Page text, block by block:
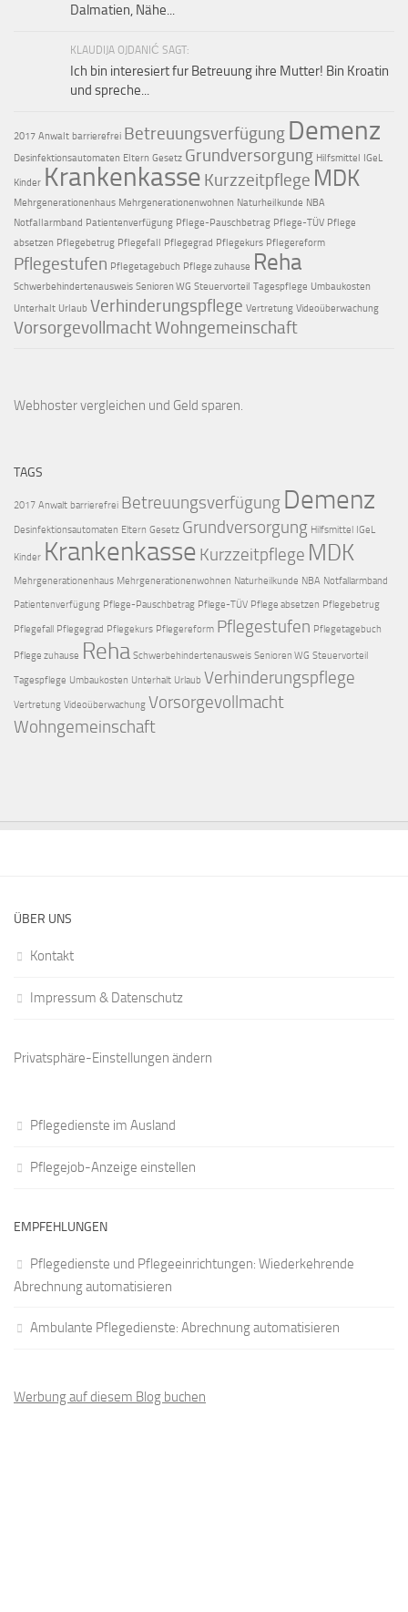
Dalmatien, Nähe...
KLAUDIJA OJDANIĆ SAGT:
Ich bin interesiert fur Betreuung ihre Mutter! Bin Kroatin
und spreche...
2017 Anwalt barrierefrei Betreuungsverfügung Demenz
Desinfektionsautomaten Eltern Gesetz Grundversorgung Hilfsmittel IGeL
Kinder Krankenkasse Kurzzeitpflege MDK
Mehrgenerationenhaus Mehrgenerationenwohnen Naturheilkunde NBA
Notfallarmband Patientenverfügung Pflege-Pauschbetrag Pflege-TÜV Pflege
absetzen Pflegebetrug Pflegefall Pflegegrad Pflegekurs Pflegereform
Pflegestufen Pflegetagebuch Pflege zuhause Reha
Schwerbehindertenausweis Senioren WG Steuervorteil Tagespflege Umbaukosten
Unterhalt Urlaub Verhinderungspflege Vertretung Videoüberwachung
VorsorgevollmachtWohngemeinschaft
Webhoster vergleichen und Geld sparen.
TAGS
2017 Anwalt barrierefrei Betreuungsverfügung Demenz
Desinfektionsautomaten Eltern Gesetz Grundversorgung Hilfsmittel IGeL
Kinder Krankenkasse Kurzzeitpflege MDK
Mehrgenerationenhaus Mehrgenerationenwohnen Naturheilkunde NBA Notfallarmband
Patientenverfügung Pflege-Pauschbetrag Pflege-TÜV Pflege absetzen Pflegebetrug
Pflegefall Pflegegrad Pflegekurs Pflegereform Pflegestufen Pflegetagebuch
Pflege zuhause Reha Schwerbehindertenausweis Senioren WG Steuervorteil
Tagespflege Umbaukosten Unterhalt Urlaub Verhinderungspflege
Vertretung Videoüberwachung Vorsorgevollmacht
Wohngemeinschaft
ÜBER UNS
Kontakt
Impressum & Datenschutz
Privatsphäre-Einstellungen ändern
Pflegedienste im Ausland
Pflegejob-Anzeige einstellen
EMPFEHLUNGEN
Pflegedienste und Pflegeeinrichtungen: Wiederkehrende
Abrechnung automatisieren
Ambulante Pflegedienste: Abrechnung automatisieren
Werbung auf diesem Blog buchen